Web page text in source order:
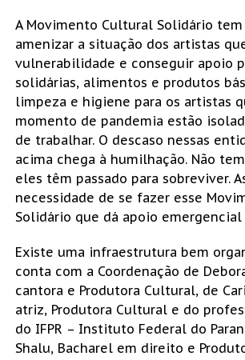
A Movimento Cultural Solidário
amenizar a situação dos artistas
vulnerabilidade e conseguir apoio
solidárias, alimentos e produtos
limpeza e higiene para os artistas
momento de pandemia estão
de trabalhar. O descaso nessas
acima chega à humilhação. Não
eles têm passado para sobreviver.
necessidade de se fazer esse
Solidário que dá apoio emergencial
Existe uma infraestrutura bem
conta com a Coordenação de
cantora e Produtora Cultural, de
atriz, Produtora Cultural e do
do IFPR – Instituto Federal do
Shalu, Bacharel em direito e